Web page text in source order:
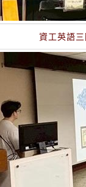
資工英語